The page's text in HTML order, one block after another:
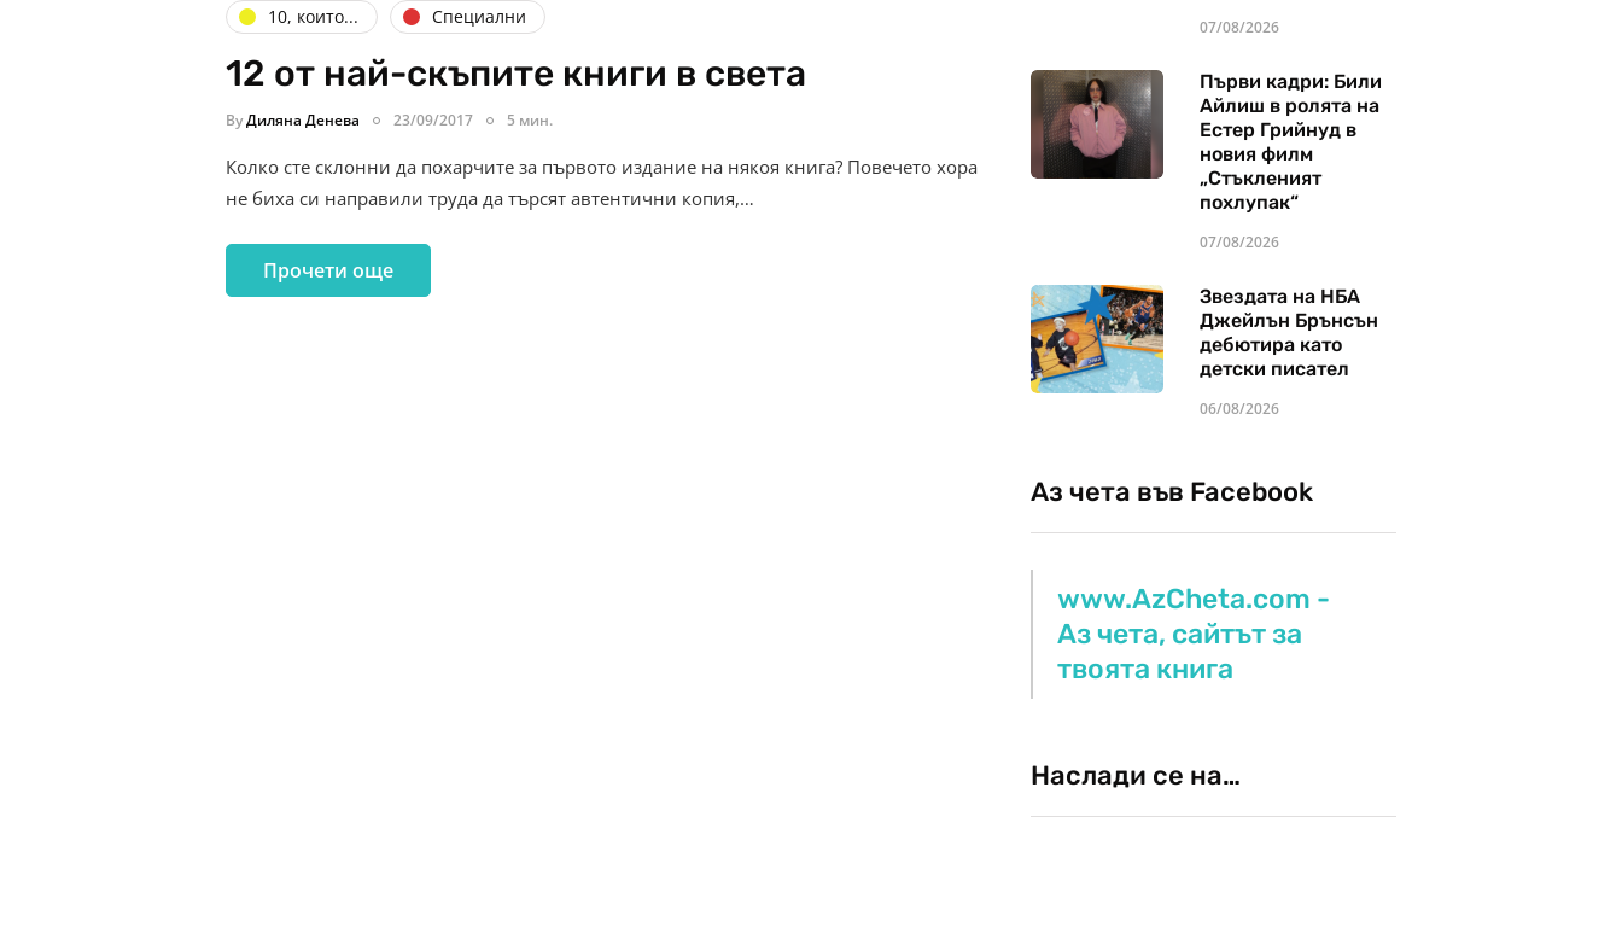
10, които... Специални
12 от най-скъпите книги в света
ByДиляна Денева 23/09/2017 5 мин.
Колко сте склонни да похарчите за първото издание на някоя книга? Повечето хора
не биха си направили труда да търсят автентични копия,…
Прочети още
07/08/2026
Първи кадри: Били
Айлиш в ролята на
Естер Грийнуд в
новия филм
„Стъкленият
похлупак“
07/08/2026
Звездата на НБА
Джейлън Брънсън
дебютира като
детски писател
06/08/2026
Аз чета във Facebook
www.AzCheta.com -
Аз чета, сайтът за
твоята книга
Наслади се на…